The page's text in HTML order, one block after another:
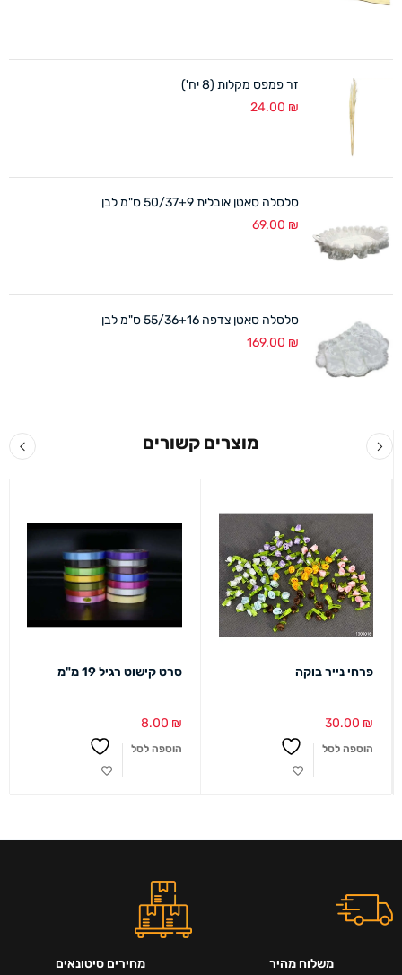
זר פמפס מקלות (8 יח')
24.00 ₪
סלסלה סאטן אובלית 50/37+9 ס"מ לבן
69.00 ₪
סלסלה סאטן צדפה 55/36+16 ס"מ לבן
169.00 ₪
מוצרים קשורים
פרחי נייר בוקה
30.00 ₪
הוספה לסל
סרט קישוט רגיל 19 מ"מ
8.00 ₪
הוספה לסל
משלוח מהיר
מחירים סיטונאים